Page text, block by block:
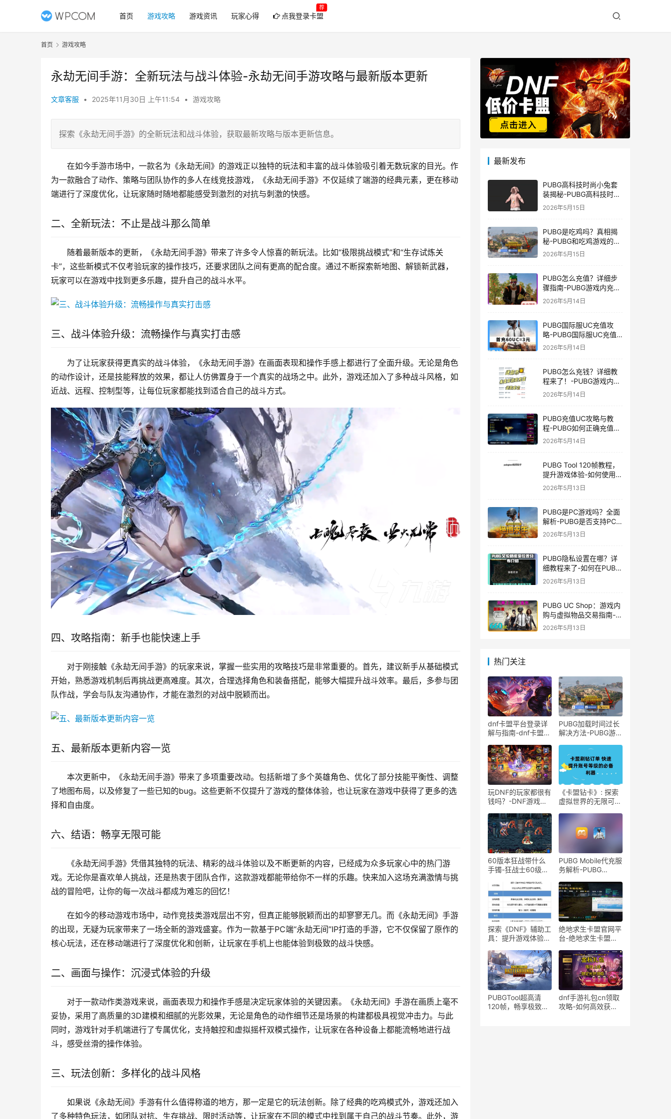
首页 游戏攻略 游戏资讯 玩家心得 点我登录卡盟
荐
首页 游戏攻略
永劫无间手游：全新玩法与战斗体验-永劫无间手游攻略与最新版本更新
文章客服 • 2025年11月30日 上午11:54 • 游戏攻略
探索《永劫无间手游》的全新玩法和战斗体验，获取最新攻略与版本更新信息。
在如今手游市场中，一款名为《永劫无间》的游戏正以独特的玩法和丰富的战斗体验吸引着无数玩家的目光。作
为一款融合了动作、策略与团队协作的多人在线竞技游戏，《永劫无间手游》不仅延续了端游的经典元素，更在移动
端进行了深度优化，让玩家随时随地都能感受到激烈的对抗与刺激的快感。
二、全新玩法：不止是战斗那么简单
随着最新版本的更新，《永劫无间手游》带来了许多令人惊喜的新玩法。比如“极限挑战模式”和“生存试炼关
卡”，这些新模式不仅考验玩家的操作技巧，还要求团队之间有更高的配合度。通过不断探索新地图、解锁新武器，
玩家可以在游戏中找到更多乐趣，提升自己的战斗水平。
三、战斗体验升级：流畅操作与真实打击感
为了让玩家获得更真实的战斗体验，《永劫无间手游》在画面表现和操作手感上都进行了全面升级。无论是角色
的动作设计，还是技能释放的效果，都让人仿佛置身于一个真实的战场之中。此外，游戏还加入了多种战斗风格，如
近战、远程、控制型等，让每位玩家都能找到适合自己的战斗方式。
四、攻略指南：新手也能快速上手
对于刚接触《永劫无间手游》的玩家来说，掌握一些实用的攻略技巧是非常重要的。首先，建议新手从基础模式
开始，熟悉游戏机制后再挑战更高难度。其次，合理选择角色和装备搭配，能够大幅提升战斗效率。最后，多参与团
队作战，学会与队友沟通协作，才能在激烈的对战中脱颖而出。
五、最新版本更新内容一览
本次更新中，《永劫无间手游》带来了多项重要改动。包括新增了多个英雄角色、优化了部分技能平衡性、调整
了地图布局，以及修复了一些已知的bug。这些更新不仅提升了游戏的整体体验，也让玩家在游戏中获得了更多的选
择和自由度。
六、结语：畅享无限可能
《永劫无间手游》凭借其独特的玩法、精彩的战斗体验以及不断更新的内容，已经成为众多玩家心中的热门游
戏。无论你是喜欢单人挑战，还是热衷于团队合作，这款游戏都能带给你不一样的乐趣。快来加入这场充满激情与挑
战的冒险吧，让你的每一次战斗都成为难忘的回忆！
在如今的移动游戏市场中，动作竞技类游戏层出不穷，但真正能够脱颖而出的却寥寥无几。而《永劫无间》手游
的出现，无疑为玩家带来了一场全新的游戏盛宴。作为一款基于PC端“永劫无间”IP打造的手游，它不仅保留了原作的
核心玩法，还在移动端进行了深度优化和创新，让玩家在手机上也能体验到极致的战斗快感。
二、画面与操作：沉浸式体验的升级
对于一款动作类游戏来说，画面表现力和操作手感是决定玩家体验的关键因素。《永劫无间》手游在画质上毫不
妥协，采用了高质量的3D建模和细腻的光影效果，无论是角色的动作细节还是场景的构建都极具视觉冲击力。与此
同时，游戏针对手机端进行了专属优化，支持触控和虚拟摇杆双模式操作，让玩家在各种设备上都能流畅地进行战
斗，感受丝滑的操作体验。
三、玩法创新：多样化的战斗风格
如果说《永劫无间》手游有什么值得称道的地方，那一定是它的玩法创新。除了经典的吃鸡模式外，游戏还加入
了多种特色玩法，如团队对抗、生存挑战、限时活动等，让玩家在不同的模式中找到属于自己的战斗节奏。此外，游
最新发布
PUBG高科技时尚小兔套
装揭秘-PUBG高科技时尚
小兔套装的潮流与科技结
2026年5月15日
PUBG是吃鸡吗？真相揭
秘-PUBG和吃鸡游戏的区
别与联系
2026年5月15日
PUBG怎么充值？详细步
骤指南-PUBG游戏内充值
方法及常见问题解答
2026年5月14日
PUBG国际服UC充值攻
略-PUBG国际服UC充值
方法及注意事项
2026年5月14日
PUBG怎么充钱？详细教
程来了！-PUBG游戏内购
买充值方法及注意事项
2026年5月14日
PUBG充值UC攻略与教
程-PUBG如何正确充值
UC获取游戏内货币
2026年5月14日
PUBG Tool 120帧教程，
提升游戏体验-如何使用
PUBG Tool实现120帧流
畅游戏
2026年5月13日
PUBG是PC游戏吗？全面
解析-PUBG是否支持PC
平台及游戏玩法介绍
2026年5月13日
PUBG隐私设置在哪？详
细教程来了-如何在PUBG
中设置隐私选项保护个人
2026年5月13日
PUBG UC Shop：游戏内
购与虚拟物品交易指南-
PUBG UC Shop如何购买
2026年5月13日
热门关注
dnf卡盟平台登录详
解与指南-dnf卡盟平
项
PUBG加载时间过长
解决方法-PUBG游戏
玩DNF的玩家都很有
钱吗？-DNF游戏高
《卡盟钻卡》: 探索
虚拟世界的无限可
游戏与娱乐的顶级通
行证
60版本狂战带什么
手镯-狂战士60级版
PUBG Mobile代充服
务解析-PUBG
意事项
探索《DNF》辅助工
具：提升游戏体验的
游戏优化辅助软件的
使用与效果
绝地求生卡盟官网平
台-绝地求生卡盟官
PUBGTool超高清
120帧，畅享极致游
dnf手游礼包cn领取
攻略-如何高效获取